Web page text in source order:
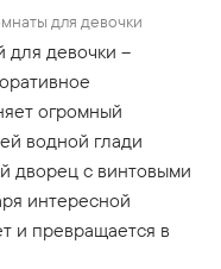
для девочки
для девочки –
огромный
водной глади
дворец с винтовыми
интересной
и превращается в